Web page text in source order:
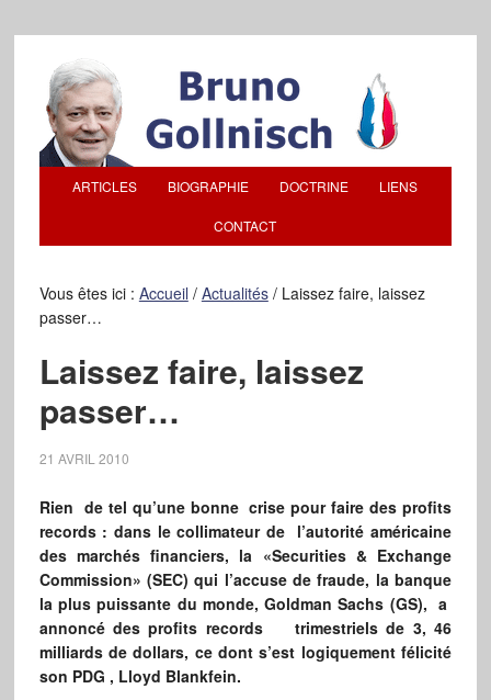
ARTICLES BIOGRAPHIE DOCTRINE LIENS
CONTACT
Vous êtes ici : Accueil / Actualités /Laissez faire, laissez
passer…
Laissez faire, laissez
passer…
21 AVRIL 2010
Rien de tel qu’une bonne crise pour faire des profits
records : dans le collimateur de l’autorité américaine
des marchés financiers, la «Securities & Exchange
Commission» (SEC) qui l’accuse de fraude, la banque
la plus puissante du monde, Goldman Sachs (GS), a
annoncé des profits records
trimestriels de 3, 46
milliards de dollars, ce dont s’est logiquement félicité
son PDG , Lloyd Blankfein.